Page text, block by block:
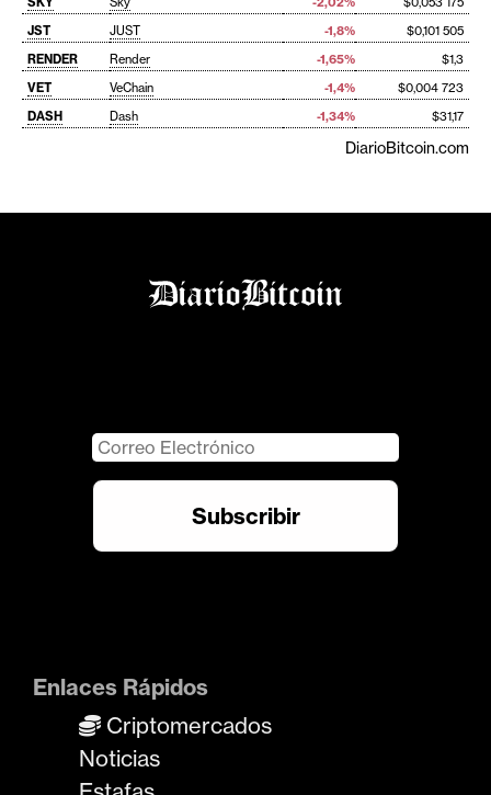
JST
JUST -1,8%
$0,101 505
RENDER
Render -1,65%
$1,3
VET
VeChain -1,4%
$0,004 723
DASH
Dash -1,34% $31,17
DiarioBitcoin.com
Enlaces Rápidos
Criptomercados
Noticias